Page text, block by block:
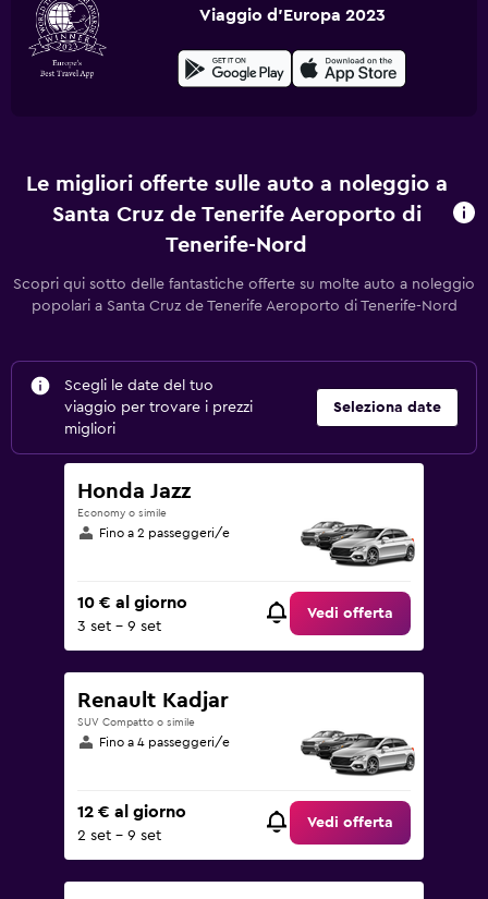
Viaggio d'Europa 2023
Le migliori offerte sulle auto a noleggio a
Santa Cruz de Tenerife Aeroporto di
Tenerife-Nord
Scopri qui sotto delle fantastiche offerte su molte auto a noleggio
popolari a Santa Cruz de Tenerife Aeroporto di Tenerife-Nord
Scegli le date del tuo
viaggio per trovare i prezzi
migliori
Seleziona date
Honda Jazz
Economy o simile
Fino a 2 passeggeri/e
10 € al giorno
3 set - 9 set
Vedi offerta
Renault Kadjar
SUV Compatto o simile
Fino a 4 passeggeri/e
12 € al giorno
2 set - 9 set
Vedi offerta